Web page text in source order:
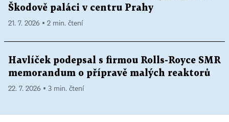
Škodově paláci v centru Prahy
21. 7. 2026 ▪ 2 min. čtení
Havlíček podepsal s firmou Rolls-Royce SMR
memorandum o přípravě malých reaktorů
22. 7. 2026 ▪ 3 min. čtení